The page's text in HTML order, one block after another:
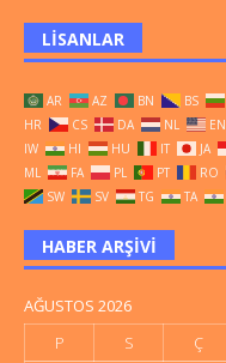
LISANLAR
AR AZ BN BS
HR
CS DA NL EN
IW
HI HU IT JA
ML
FA PL PT RO
SW
SV TG TA
HABER ARŞIVI
AĞUSTOS 2026
P
S Ç